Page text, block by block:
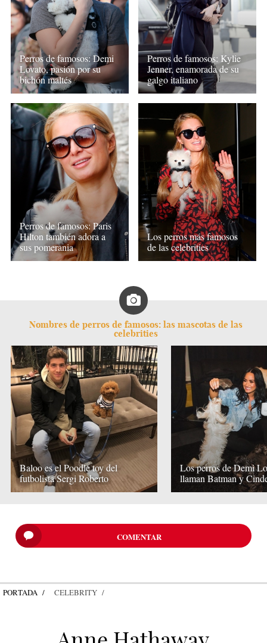
Perros de famosos: Demi
Lovato, pasión por su
bichón maltés
Perros de famosos: Kylie
Jenner, enamorada de su
galgo italiano
Perros de famosos: Paris
Hilton también adora a
sus pomerania
Los perros más famosos
de las celebrities
Nombres de perros de famosos: las mascotas de las
celebrities
Baloo es el Poodle toy del
futbolista Sergi Roberto
Los perros de Demi
llaman Batman y
COMENTAR
PORTADA CELEBRITY